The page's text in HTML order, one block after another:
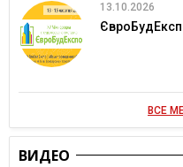
13.10.2026
ВСЕ
ВИДЕО